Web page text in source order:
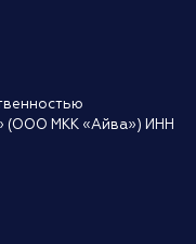
(ООО МКК «Айва») ИНН